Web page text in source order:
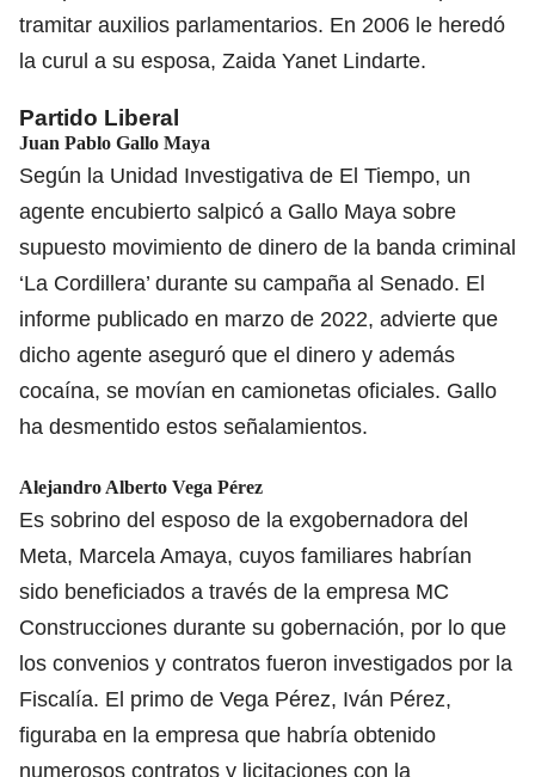
tramitar auxilios parlamentarios. En 2006 le heredó
la curul a su esposa, Zaida Yanet Lindarte.
Partido Liberal
Juan Pablo Gallo Maya
Según la Unidad Investigativa de El Tiempo, un
agente encubierto salpicó a Gallo Maya sobre
supuesto movimiento de dinero de la banda criminal
‘La Cordillera’ durante su campaña al Senado. El
informe publicado en marzo de 2022, advierte que
dicho agente aseguró que el dinero y además
cocaína, se movían en camionetas oficiales. Gallo
ha desmentido estos señalamientos.
Alejandro Alberto Vega Pérez
Es sobrino del esposo de la exgobernadora del
Meta, Marcela Amaya, cuyos familiares habrían
sido beneficiados a través de la empresa MC
Construcciones durante su gobernación, por lo que
los convenios y contratos fueron investigados por la
Fiscalía. El primo de Vega Pérez, Iván Pérez,
figuraba en la empresa que habría obtenido
numerosos contratos y licitaciones con la